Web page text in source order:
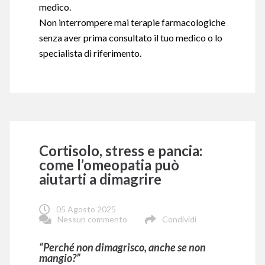
medico.
Non interrompere mai terapie farmacologiche
senza aver prima consultato il tuo medico o lo
specialista di riferimento.
Cortisolo, stress e pancia:
come l’omeopatia può
aiutarti a dimagrire
05 Agosto 2025
Nessun commento
Condividi
“Perché non dimagrisco, anche se non
mangio?”